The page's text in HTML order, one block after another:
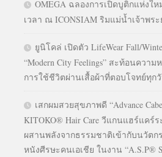
OMEGA ฉลองการเปิดบูติกแห่งใ
เวลา ณ ICONSIAM ริมแม่น้ำเจ้าพระ
ยูนิโคล่ เปิดตัว LifeWear Fall/
“Modern City Feelings” สะท้อนควา
การใช้ชีวิตผ่านเสื้อผ้าที่ตอบโจทย์ทุก
เสกผมสวยสุขภาพดี “Advance
KITOKO® Hair Care วีแกนแฮร์แคร์
ผสานพลังจากธรรมชาติเข้ากับนวัตก
หนังศีรษะคนเอเชีย ในงาน “A.S.P®